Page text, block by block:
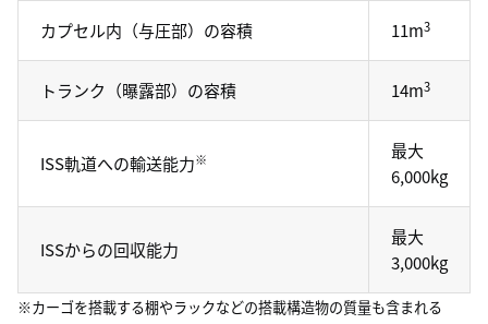
カプセル内（与圧部）の容積 11m3
トランク（曝露部）の容積 14m3
ISS軌道への輸送能力※
最大
6,000kg
ISSからの回収能力
最大
3,000kg
※カーゴを搭載する棚やラックなどの搭載構造物の質量も含まれる